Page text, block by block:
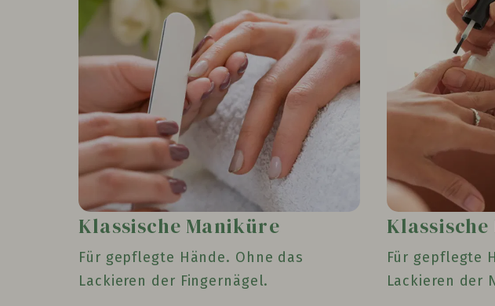
Klassische Maniküre
Für gepflegte Hände. Ohne das
Lackieren der Fingernägel.
Für gepflegte
Lackieren der